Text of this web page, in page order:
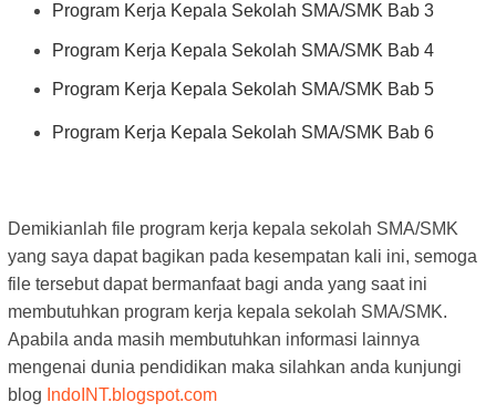
Program Kerja Kepala Sekolah SMA/SMK Bab 3
Program Kerja Kepala Sekolah SMA/SMK Bab 4
Program Kerja Kepala Sekolah SMA/SMK Bab 5
Program Kerja Kepala Sekolah SMA/SMK Bab 6
Demikianlah file program kerja kepala sekolah SMA/SMK
yang saya dapat bagikan pada kesempatan kali ini, semoga
file tersebut dapat bermanfaat bagi anda yang saat ini
membutuhkan program kerja kepala sekolah SMA/SMK.
Apabila anda masih membutuhkan informasi lainnya
mengenai dunia pendidikan maka silahkan anda kunjungi
blog IndoINT.blogspot.com